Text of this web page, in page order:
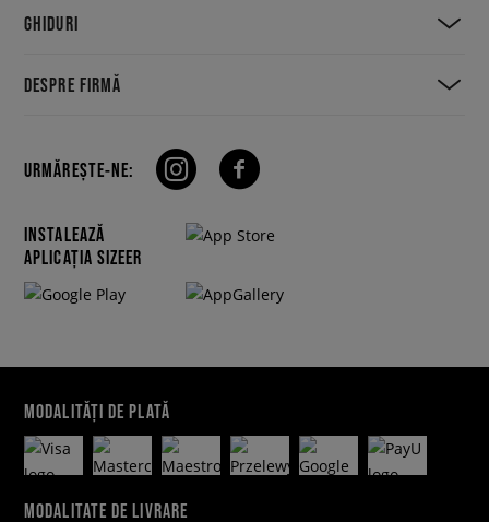
GHIDURI
DESPRE FIRMĂ
URMĂREȘTE-NE:
INSTALEAZĂ
APLICAȚIA SIZEER
MODALITĂȚI DE PLATĂ
MODALITATE DE LIVRARE